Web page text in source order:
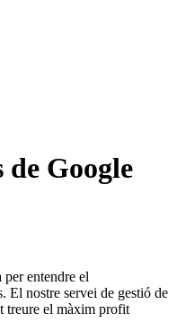
de Google
entendre el
El nostre servei de gestió de
treure el màxim profit